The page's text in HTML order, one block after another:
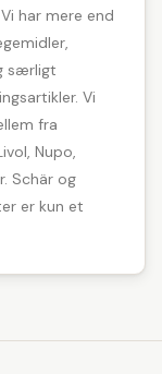
har mere end
særligt
Vi
fra
Nupo,
Schär og
er kun et